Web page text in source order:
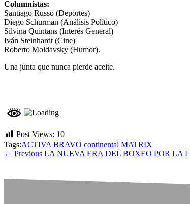
Columnistas:
Santiago Russo (Deportes)
Diego Schurman (Análisis Político)
Silvina Quintans (Interés General)
Iván Steinhardt (Cine)
Roberto Moldavsky (Humor).
Una junta que nunca pierde aceite.
Post Views: 10
Tags:ACTIVA BRAVO continental MATRIX
← Previous LA NUEVA ERA DEL BOXEO POR LA